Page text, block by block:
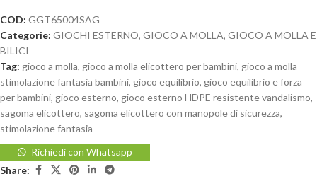
COD: GGT65004SAG
Categorie: GIOCHI ESTERNO, GIOCO A MOLLA, GIOCO A MOLLA E
BILICI
Tag: gioco a molla, gioco a molla elicottero per bambini, gioco a molla
stimolazione fantasia bambini, gioco equilibrio, gioco equilibrio e forza
per bambini, gioco esterno, gioco esterno HDPE resistente vandalismo,
sagoma elicottero, sagoma elicottero con manopole di sicurezza,
stimolazione fantasia
Richiedi con Whatsapp
Share: